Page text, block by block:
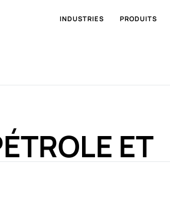
INDUSTRIES PRODUITS
ET